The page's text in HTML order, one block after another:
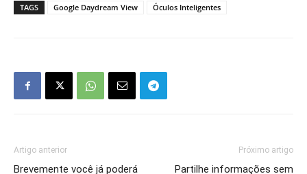
TAGS Google Daydream View Óculos Inteligentes
Artigo anterior
Brevemente você já poderá
Próximo artigo
Partilhe informações sem